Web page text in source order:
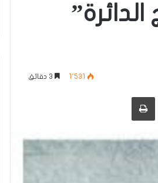
1٬531
عبر البريد طباعة